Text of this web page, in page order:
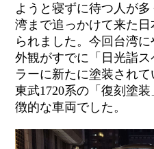
ようと寝ずに待つ人が
湾まで追っかけて来た
られました。今回台湾に
外観がすでに「日光詣
ラーに新たに塗装され
東武1720系の「復刻塗
徴的な車両でした。